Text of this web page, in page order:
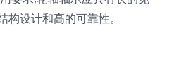
设计和高的可靠性。